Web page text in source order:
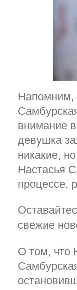
Напомним,
внимание
девушка
никакие,
Настасья
процессе,
свежие
О том, что